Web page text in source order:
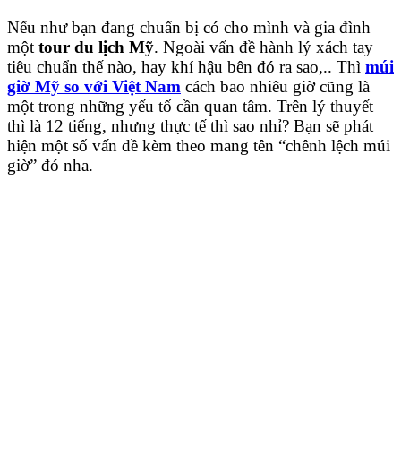
Nếu như bạn đang chuẩn bị có cho mình và gia đình
một tour du lịch Mỹ. Ngoài vấn đề hành lý xách tay
tiêu chuẩn thế nào, hay khí hậu bên đó ra sao,.. Thì múi
giờ Mỹ so với Việt Nam cách bao nhiêu giờ cũng là
một trong những yếu tố cần quan tâm. Trên lý thuyết
thì là 12 tiếng, nhưng thực tế thì sao nhỉ? Bạn sẽ phát
hiện một số vấn đề kèm theo mang tên “chênh lệch múi
giờ” đó nha.